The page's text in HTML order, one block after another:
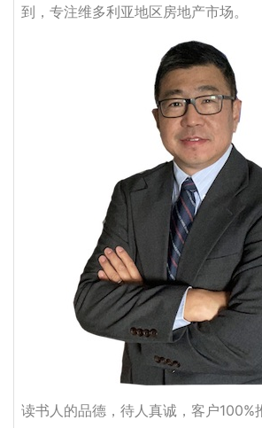
到，专注维多利亚地区房地产市场。
读书人的品德，待人真诚，客户100%